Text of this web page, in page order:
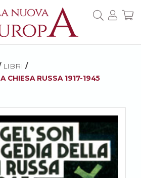
LIBRI /
CHIESA RUSSA 1917-1945